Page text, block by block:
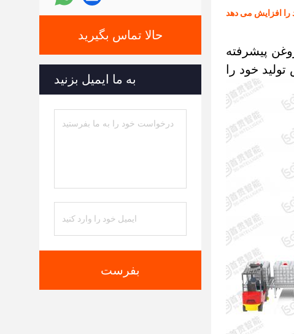
حالا تماس بگیرید
به ما ایمیل بزنید
بفرست
را افزایش می دهد
پیشرفته
خود را